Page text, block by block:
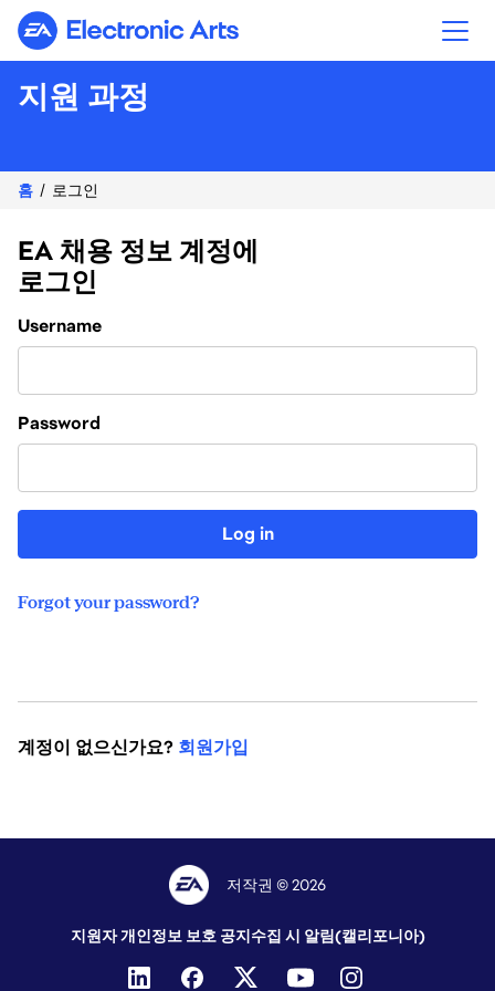
Electronic Arts
지원 과정
홈 로그인
EA 채용 정보 계정에
로그인
Login
Username
Password
Log in
Forgot your password?
계정이 없으신가요? 회원가입
저작권 © 2026
지원자 개인정보 보호 공지수집 시 알림(캘리포니아)